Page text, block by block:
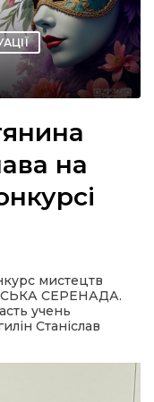
на
мистецтв
СЕРЕНАДА.
учень
Станіслав